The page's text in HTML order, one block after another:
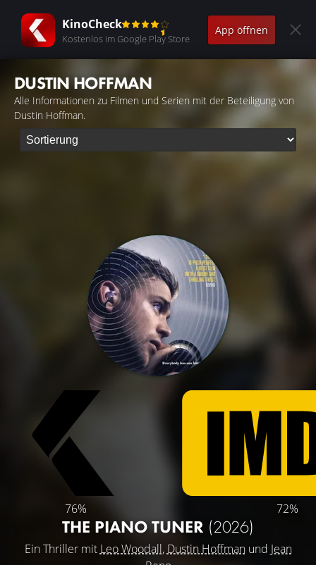
KinoCheck
Kostenlos im Google Play Store
App öffnen
DUSTIN HOFFMAN
Alle Informationen zu Filmen und Serien mit der Beteiligung von
Dustin Hoffman.
76% 72%
THE PIANO TUNER (2026)
Ein Thriller mit Leo Woodall, Dustin Hoffmanund Jean